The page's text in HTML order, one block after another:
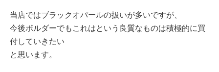
当店ではブラックオパールの扱いが多いですが、
今後ボルダーでもこれはという良質なものは積極的に買
付していきたい
と思います。